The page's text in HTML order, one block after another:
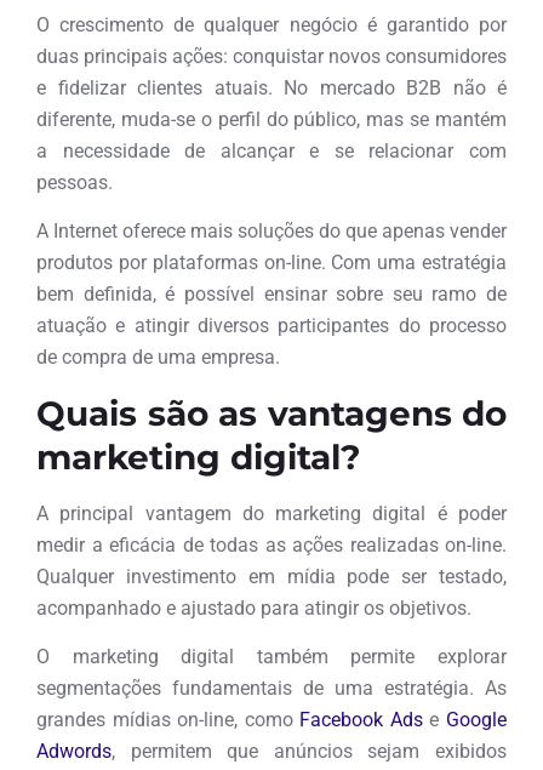
O crescimento de qualquer negócio é garantido por
duas principais ações: conquistar novos consumidores
e fidelizar clientes atuais. No mercado B2B não é
diferente, muda-se o perfil do público, mas se mantém
a necessidade de alcançar e se relacionar com
pessoas.
A Internet oferece mais soluções do que apenas vender
produtos por plataformas on-line. Com uma estratégia
bem definida, é possível ensinar sobre seu ramo de
atuação e atingir diversos participantes do processo
de compra de uma empresa.
Quais são as vantagens do
marketing digital?
A principal vantagem do marketing digital é poder
medir a eficácia de todas as ações realizadas on-line.
Qualquer investimento em mídia pode ser testado,
acompanhado e ajustado para atingir os objetivos.
O marketing digital também permite explorar
segmentações fundamentais de uma estratégia. As
grandes mídias on-line, como Facebook Adse Google
Adwords, permitem que anúncios sejam exibidos